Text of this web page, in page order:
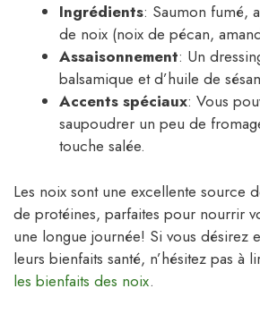
Ingrédients: Saumon fumé,
de noix (noix de pécan,
Assaisonnement: Un
balsamique et d’huile de
Accents spéciaux: Vous
saupoudrer un peu de
touche salée.
Les noix sont une excellente source
de protéines, parfaites pour nourrir
une longue journée! Si vous désirez
leurs bienfaits santé, n’hésitez pas à
les bienfaits des noix.